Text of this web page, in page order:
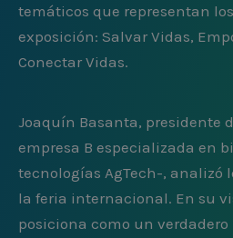
temáticos que representan
exposición: Salvar Vidas,
Conectar Vidas.
Joaquín Basanta, presidente
empresa B especializada en
tecnologías AgTech-, analizó
la feria internacional. En su
posiciona como un